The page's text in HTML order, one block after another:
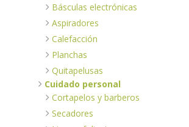
Básculas electrónicas
Aspiradores
Calefacción
Planchas
Quitapelusas
Cuidado personal
Cortapelos y barberos
Secadores